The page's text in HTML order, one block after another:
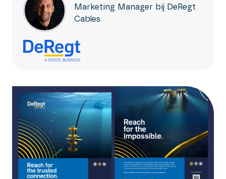
Marketing Manager bij DeRegt
Cables